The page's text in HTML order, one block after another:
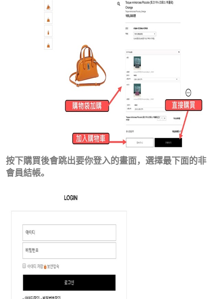
按下購買後會跳出要你登入的畫面，選擇最下面的非
會員結帳。